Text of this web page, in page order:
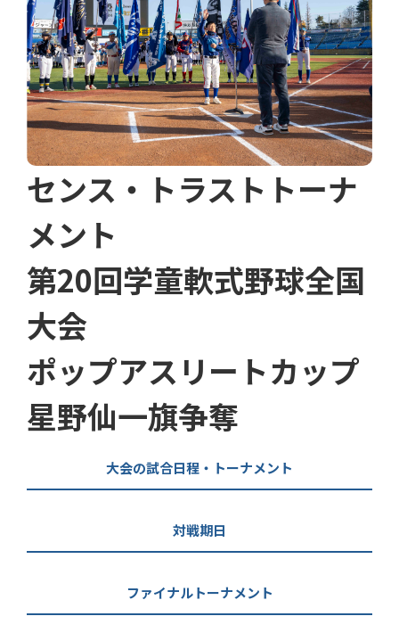
センス・トラストトーナ
メント
第20回学童軟式野球全国
大会
ポップアスリートカップ
星野仙一旗争奪
大会の試合日程・トーナメント
対戦期日
ファイナルトーナメント